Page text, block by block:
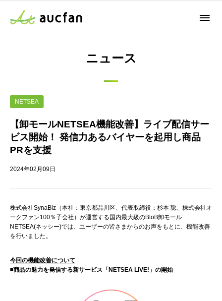
ニュース
NETSEA
【卸モールNETSEA機能改善】ライブ配信サー
ビス開始！ 発信力あるバイヤーを起用し商品
PRを支援
2024年02月09日
株式会社SynaBiz（本社：東京都品川区、代表取締役：杉本 聡、株式会社オ
ークファン100％子会社）が運営する国内最大級のBtoB卸モール
NETSEA(ネッシー)では、ユーザーの皆さまからのお声をもとに、機能改善
を行いました。
今回の機能改善について
■商品の魅力を発信する新サービス「NETSEA LIVE!」の開始